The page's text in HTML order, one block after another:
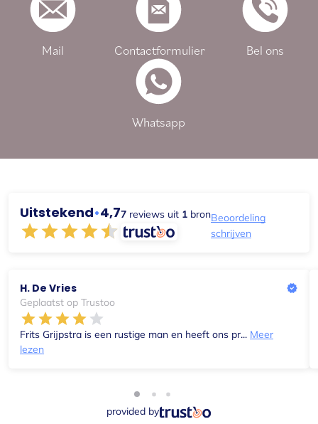
Mail Contactformulier Bel ons
Whatsapp
Uitstekend•4,77 reviews uit 1 bronBeoordeling
schrijven
H. De Vries
Geplaatst op Trustoo
Frits Grijpstra is een rustige man en heeft ons pr... Meer
lezen
provided by